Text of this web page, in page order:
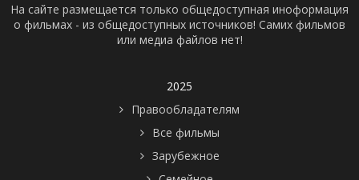
На сайте размещается только общедоступная иноформация
о фильмах - из общедоступных источников! Самих фильмов
или медиа файлов нет!
2025
Правообладателям
Все фильмы
Зарубежное